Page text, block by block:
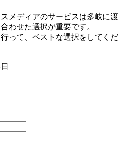
メディアのサービスは多岐に渡
わせた選択が重要です。
って、ベストな選択をしてくだ